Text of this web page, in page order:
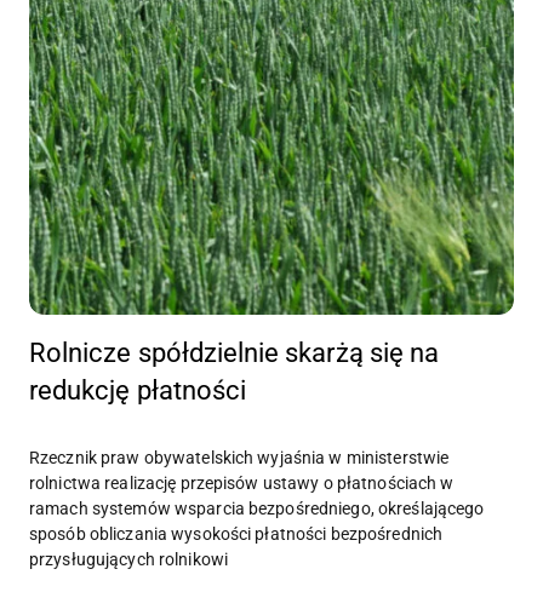
Rolnicze spółdzielnie skarżą się na
redukcję płatności
Rzecznik praw obywatelskich wyjaśnia w ministerstwie
rolnictwa realizację przepisów ustawy o płatnościach w
ramach systemów wsparcia bezpośredniego, określającego
sposób obliczania wysokości płatności bezpośrednich
przysługujących rolnikowi